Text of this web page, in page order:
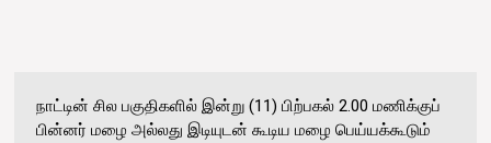
நாட்டின் சில பகுதிகளில் இன்று (11) பிற்பகல் 2.00 மணிக்குப்
பின்னர் மழை அல்லது இடியுடன் கூடிய மழை பெய்யக்கூடும்